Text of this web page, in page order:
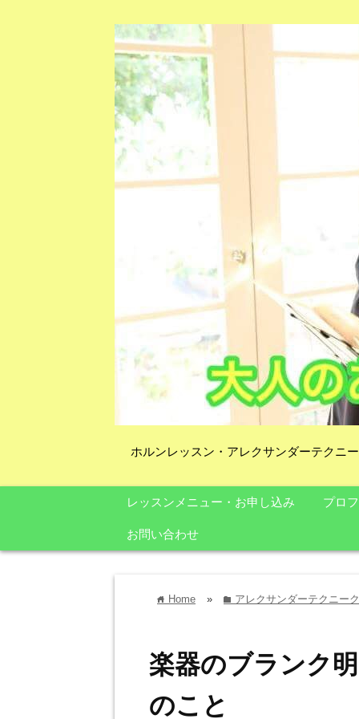
ホルンレッスン・アレクサンダーテクニ
レッスンメニュー・お申し込み プロ
お問い合わせ
home Home » folder アレクサンダーテクニーク
楽器のブランク
のこと